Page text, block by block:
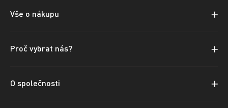
Vše o nákupu
Proč vybrat nás?
O společnosti